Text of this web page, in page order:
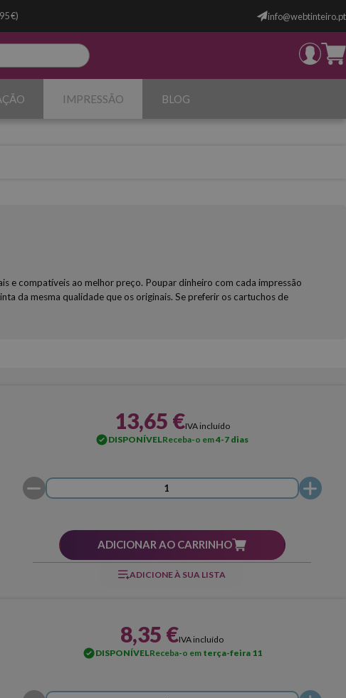
€) info@webtinteiro.pt
IMPRESSÃO BLOG
e compatíveis ao melhor preço. Poupar dinheiro com cada impressão
da mesma qualidade que os originais. Se preferir os cartuchos de
13,65 €IVA incluído
DISPONÍVELReceba-o em4-7 dias
ADICIONAR AO CARRINHO
ADICIONE À SUA LISTA
8,35 €IVA incluído
DISPONÍVELReceba-o em terça-feira 11